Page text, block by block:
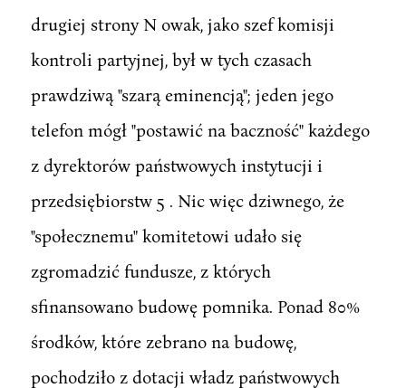
drugiej strony N owak, jako szef komisji
kontroli partyjnej, był w tych czasach
prawdziwą "szarą eminencją"; jeden jego
telefon mógł "postawić na baczność" każdego
z dyrektorów państwowych instytucji i
przedsiębiorstw 5 . Nic więc dziwnego, że
"społecznemu" komitetowi udało się
zgromadzić fundusze, z których
sfinansowano budowę pomnika. Ponad 80%
środków, które zebrano na budowę,
pochodziło z dotacji władz państwowych